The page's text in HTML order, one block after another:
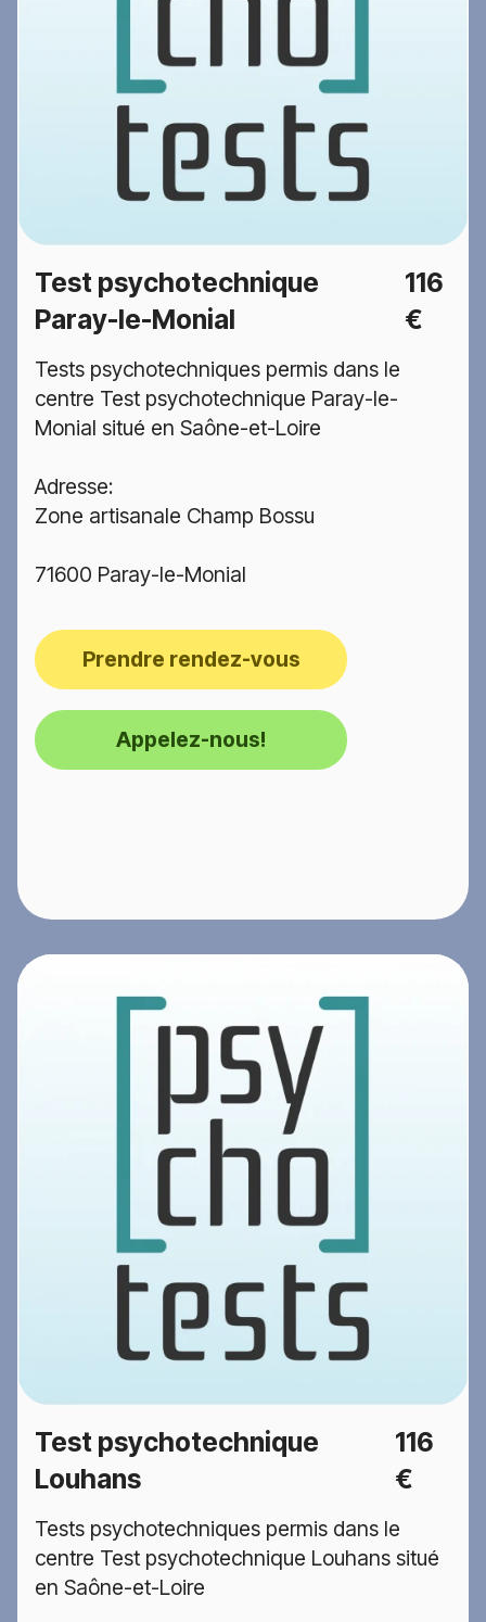
Test psychotechnique
Paray-le-Monial
116
€
Tests psychotechniques permis dans le
centre Test psychotechnique Paray-le-
Monial situé en Saône-et-Loire
Adresse:
Zone artisanale Champ Bossu
71600 Paray-le-Monial
Prendre rendez-vous
Appelez-nous!
Test psychotechnique
Louhans
116
€
Tests psychotechniques permis dans le
centre Test psychotechnique Louhans situé
en Saône-et-Loire